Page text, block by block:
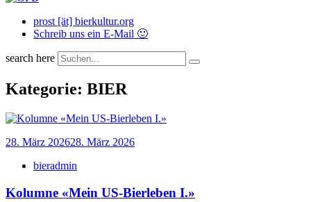
prost [ät] bierkultur.org
Schreib uns ein E-Mail 🙂
search here
Kategorie: BIER
28. März 202628. März 2026
bieradmin
Kolumne «Mein US-Bierleben I.»